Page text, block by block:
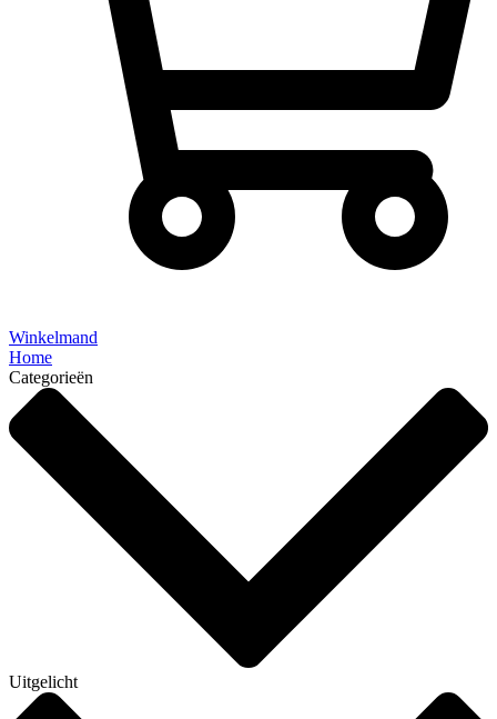
Winkelmand
Home
Categorieën
Uitgelicht